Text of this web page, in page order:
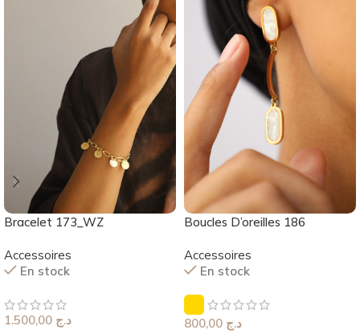
Bracelet 173_WZ
Accessoires
En stock
د.ج
Boucles D’oreilles 186
Accessoires
En stock
د.ج